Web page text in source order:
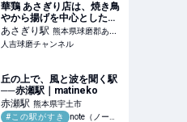
華鶏 あさぎり店は、焼き鳥
やから揚げを中心とした鶏
料理が自慢の居酒屋です。
新鮮な食材を使用し、豊富
なメニューとお酒を提供し
あさぎり駅 熊本県球磨郡あさ
ぎり町
人吉球磨チャンネル
丘の上で、風と波を聞く駅
──赤瀬駅｜matineko
赤瀬駅 熊本県宇土市
#この駅がすき
note（ノート）